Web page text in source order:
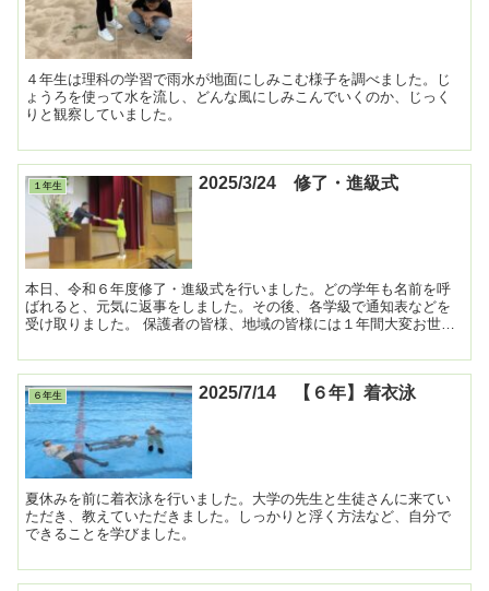
４年生は理科の学習で雨水が地面にしみこむ様子を調べました。じ
ょうろを使って水を流し、どんな風にしみこんでいくのか、じっく
りと観察していました。
１年生 2025/3/24 修了・進級式
本日、令和６年度修了・進級式を行いました。どの学年も名前を呼
ばれると、元気に返事をしました。その後、各学級で通知表などを
受け取りました。 保護者の皆様、地域の皆様には１年間大変お世話
６年生 2025/7/14 【６年】着衣泳
夏休みを前に着衣泳を行いました。大学の先生と生徒さんに来てい
ただき、教えていただきました。しっかりと浮く方法など、自分で
できることを学びました。